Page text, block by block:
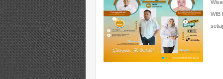
WIB